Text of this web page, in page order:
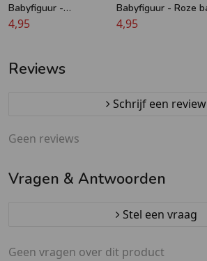
Babyfiguur -
Taarttopper - Baby
4,95
Babyfiguur - Roze baby
op kubus 17 cm -
4,95
Reviews
Schrijf een review
Geen reviews
Vragen & Antwoorden
Stel een vraag
Geen vragen over dit product